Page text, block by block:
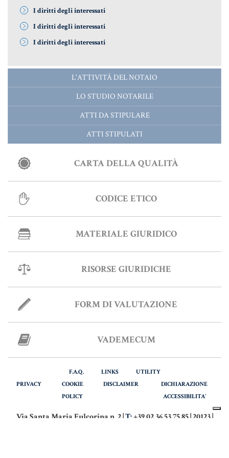
I diritti degli interessati
I diritti degli interessati
I diritti degli interessati
L'ATTIVITÀ DEL NOTAIO
LO STUDIO NOTARILE
ATTI DA STIPULARE
ATTI STIPULATI
CARTA DELLA QUALITÀ
CODICE ETICO
MATERIALE GIURIDICO
RISORSE GIURIDICHE
FORM DI VALUTAZIONE
VADEMECUM
F.A.Q. LINKS
UTILITY
PRIVACY
COOKIE
POLICY
DISCLAIMER
DICHIARAZIONE
ACCESSIBILITA'
Via Santa Maria Fulcorina n. 2 |T:+39 02.36.53.75.85 | 20123 |